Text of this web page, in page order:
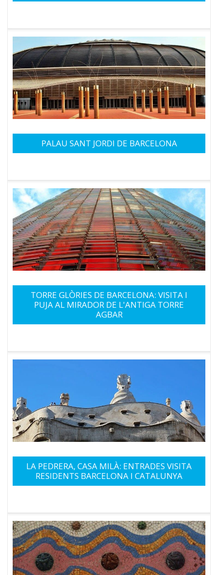
PALAU SANT JORDI DE BARCELONA
TORRE GLÒRIES DE BARCELONA: VISITA I
PUJA AL MIRADOR DE L'ANTIGA TORRE
AGBAR
LA PEDRERA, CASA MILÀ: ENTRADES VISITA
RESIDENTS BARCELONA I CATALUNYA